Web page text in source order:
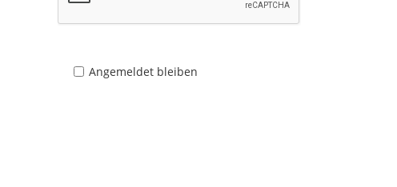
Angemeldet bleiben